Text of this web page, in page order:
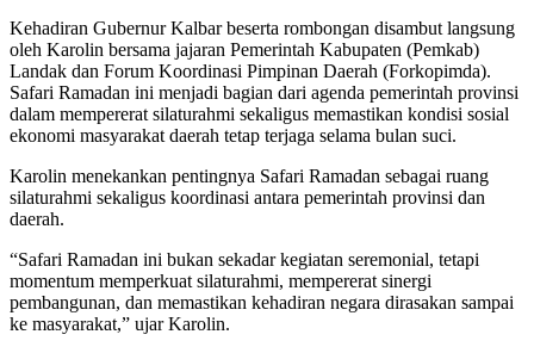
Kehadiran Gubernur Kalbar beserta rombongan disambut langsung
oleh Karolin bersama jajaran Pemerintah Kabupaten (Pemkab)
Landak dan Forum Koordinasi Pimpinan Daerah (Forkopimda).
Safari Ramadan ini menjadi bagian dari agenda pemerintah provinsi
dalam mempererat silaturahmi sekaligus memastikan kondisi sosial
ekonomi masyarakat daerah tetap terjaga selama bulan suci.
Karolin menekankan pentingnya Safari Ramadan sebagai ruang
silaturahmi sekaligus koordinasi antara pemerintah provinsi dan
daerah.
“Safari Ramadan ini bukan sekadar kegiatan seremonial, tetapi
momentum memperkuat silaturahmi, mempererat sinergi
pembangunan, dan memastikan kehadiran negara dirasakan sampai
ke masyarakat,” ujar Karolin.